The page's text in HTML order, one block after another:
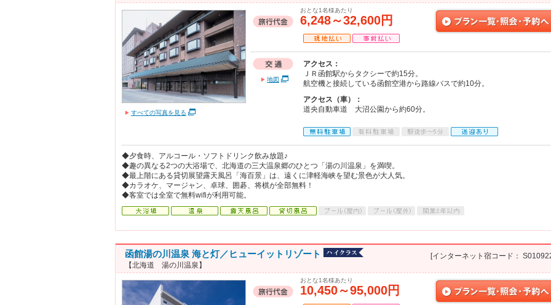
すべての写真を見る
おとな1名様あたり
6,248～32,600円
地図
アクセス：
ＪＲ函館駅からタクシーで約15分。
航空機と接続している函館空港から路線バスで約10分。
アクセス（車）：
道央自動車道 大沼公園から約60分。
◆夕食時、アルコール・ソフトドリンク飲み放題♪
◆趣の異なる2つの大浴場で、北海道の三大温泉郷のひとつ「湯の川温泉」を満喫。
◆最上階にある貸切展望露天風呂「海百景」は、遠くに津軽海峡を望む景色が大人気。
◆カラオケ、マージャン、卓球、囲碁、将棋が全部無料！
◆客室では全室で無料wifiが利用可能。
函館湯の川温泉 海と灯／ヒューイットリゾート
【北海道 湯の川温泉】
[インターネット宿コード：
おとな1名様あたり
10,450～95,000円